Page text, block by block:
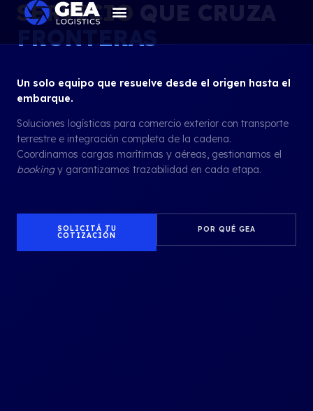
SERVICIO QUE CRUZA
FRONTERAS
Un solo equipo que resuelve desde el origen hasta el
embarque.
Soluciones logísticas para comercio exterior con transporte
terrestre e integración completa de la cadena.
Coordinamos cargas marítimas y aéreas, gestionamos el
bookingy garantizamos trazabilidad en cada etapa.
SOLICITÁ TU
COTIZACIÓN
POR QUÉ GEA